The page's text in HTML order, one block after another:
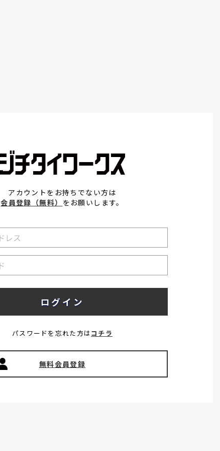
アカウントをお持ちでない方は
会員登録（無料） をお願いします。
パスワードを忘れた方はコチラ
無料会員登録